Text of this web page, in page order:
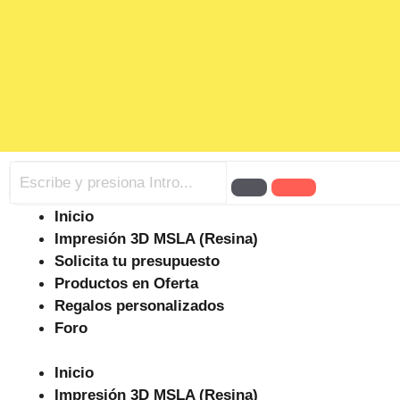
Inicio
Impresión 3D MSLA (Resina)
Solicita tu presupuesto
Productos en Oferta
Regalos personalizados
Foro
Inicio
Impresión 3D MSLA (Resina)